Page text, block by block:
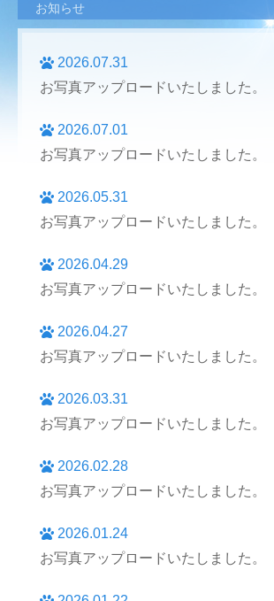
お知らせ
2026.07.31
お写真アップロードいたしました。
2026.07.01
お写真アップロードいたしました。
2026.05.31
お写真アップロードいたしました。
2026.04.29
お写真アップロードいたしました。
2026.04.27
お写真アップロードいたしました。
2026.03.31
お写真アップロードいたしました。
2026.02.28
お写真アップロードいたしました。
2026.01.24
お写真アップロードいたしました。